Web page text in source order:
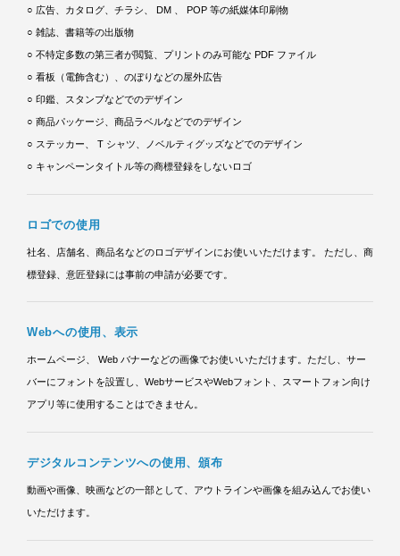
○ 広告、カタログ、チラシ、 DM 、 POP 等の紙媒体印刷物
○ 雑誌、書籍等の出版物
○ 不特定多数の第三者が閲覧、プリントのみ可能な PDF ファイル
○ 看板（電飾含む）、のぼりなどの屋外広告
○ 印鑑、スタンプなどでのデザイン
○ 商品パッケージ、商品ラベルなどでのデザイン
○ ステッカー、 T シャツ、ノベルティグッズなどでのデザイン
○ キャンペーンタイトル等の商標登録をしないロゴ
ロゴでの使用
社名、店舗名、商品名などのロゴデザインにお使いいただけます。 ただし、商
標登録、意匠登録には事前の申請が必要です。
Webへの使用、表示
ホームページ、 Web バナーなどの画像でお使いいただけます。ただし、サー
バーにフォントを設置し、WebサービスやWebフォント、スマートフォン向け
アプリ等に使用することはできません。
デジタルコンテンツへの使用、頒布
動画や画像、映画などの一部として、アウトラインや画像を組み込んでお使い
いただけます。